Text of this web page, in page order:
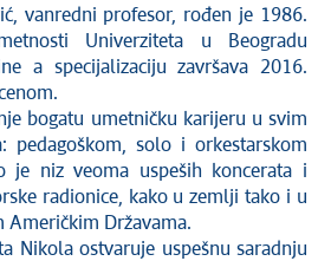
vanredni profesor, rođen je 1986.
Univerziteta u Beogradu
a specijalizaciju završava 2016.
bogatu umetničku karijeru u svim
pedagoškom, solo i orkestarskom
je niz veoma uspeših koncerata i
radionice, kako u zemlji tako i u
Američkim Državama.
Nikola ostvaruje uspešnu saradnju